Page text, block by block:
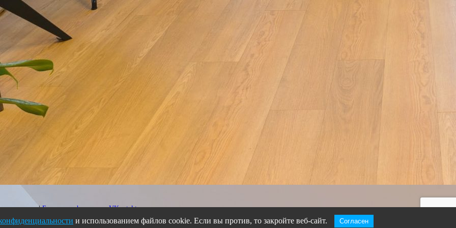
страницы|Больше информации VKontakte
и использованием файлов cookie. Если вы против, то закройте веб-сайт. Согласен